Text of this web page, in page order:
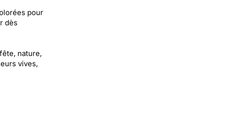
pour
dès
nature,
vives,